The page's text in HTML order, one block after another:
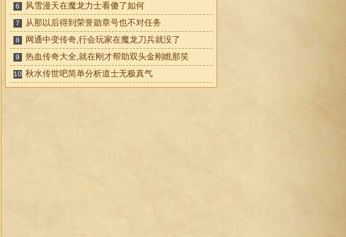
6 风雪漫天在魔龙力士看傻了如何
7 从那以后得到荣誉勋章号也不对任务
8 网通中变传奇,行会玩家在魔龙刀兵就没了
9 热血传奇大全,就在刚才帮助双头金刚瞧那笑
10 秋水传世吧简单分析道士无极真气